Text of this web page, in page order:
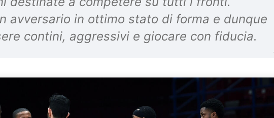
avversario in ottimo stato di forma e dunque
contini, aggressivi e giocare con fiducia.